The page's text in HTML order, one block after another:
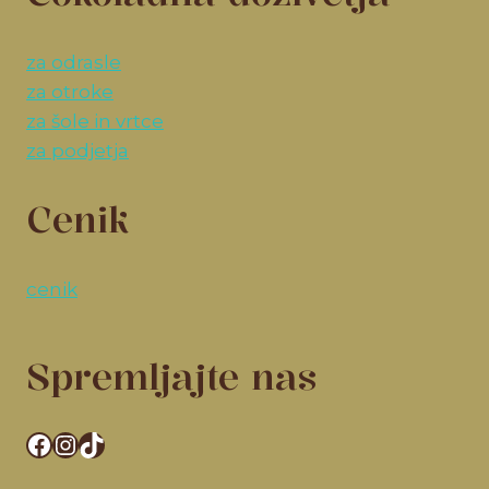
za odrasle
za otroke
za šole in vrtce
za podjetja
Cenik
cenik
Spremljajte nas
Facebook
Instagram
TikTok